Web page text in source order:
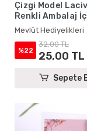
Çizgi Model
Renkli Ambalaj
Yasin Kitabı,
Tesbih - Mevlüt
Hediyelikleri
Mevlüt Hediyelikleri
%22
32,00 TL
25,00 TL
Sepete